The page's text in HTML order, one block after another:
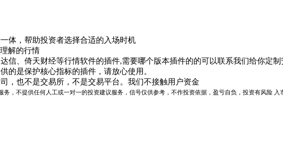
体，帮助投资者选择合适的入场时机
解的行情
信、倚天财经等行情软件的插件,需要哪个版本插件的的可以联系我们给你定制
的是保护核心指标的插件，请放心使用。
，也不是交易所，不是交易平台。我们不接触用户资金
，不提供任何人工或一对一的投资建议服务，信号仅供参考，不作投资依据，盈亏自负，投资有风险 入